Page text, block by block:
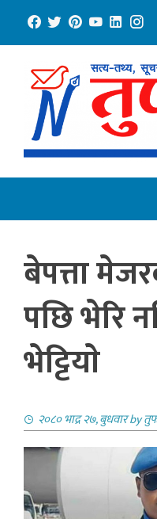
content
बेपत्ता
पछि भेरि
भेट्टियाे
२०८० भाद्र २७, बुधवारby